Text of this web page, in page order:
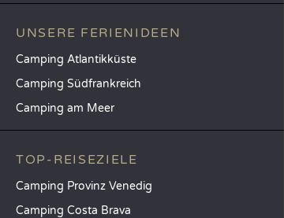
UNSERE FERIENIDEEN
Camping Atlantikküste
Camping Südfrankreich
Camping am Meer
TOP-REISEZIELE
Camping Provinz Venedig
Camping Costa Brava